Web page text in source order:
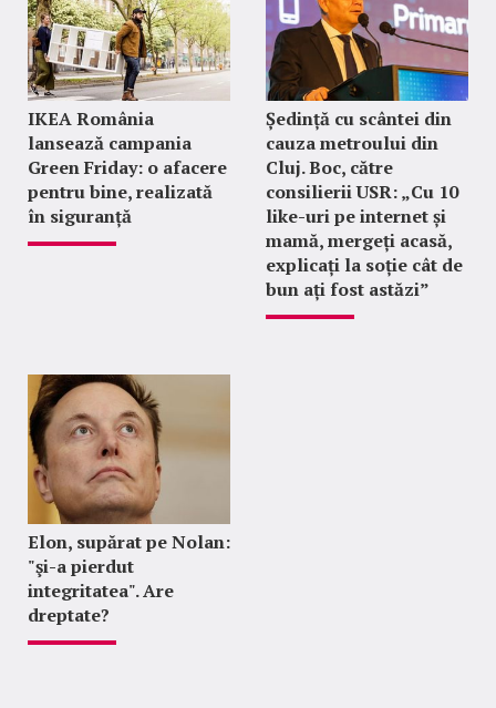
IKEA România
lansează campania
Green Friday: o afacere
pentru bine, realizată
în siguranță
Ședință cu scântei din
cauza metroului din
Cluj. Boc, către
consilierii USR: „Cu 10
like-uri pe internet și
mamă, mergeți acasă,
explicați la soție cât de
bun ați fost astăzi”
Elon, supărat pe Nolan:
"şi-a pierdut
integritatea". Are
dreptate?